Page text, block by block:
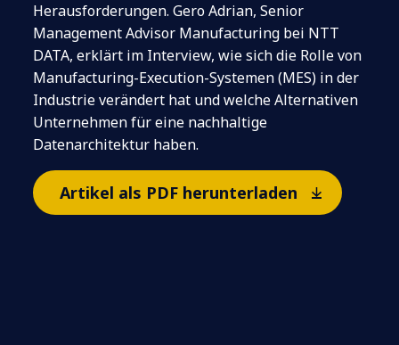
Herausforderungen. Gero Adrian, Senior
Management Advisor Manufacturing bei NTT
DATA, erklärt im Interview, wie sich die Rolle von
Manufacturing-Execution-Systemen (MES) in der
Industrie verändert hat und welche Alternativen
Unternehmen für eine nachhaltige
Datenarchitektur haben.
Artikel als PDF herunterladen